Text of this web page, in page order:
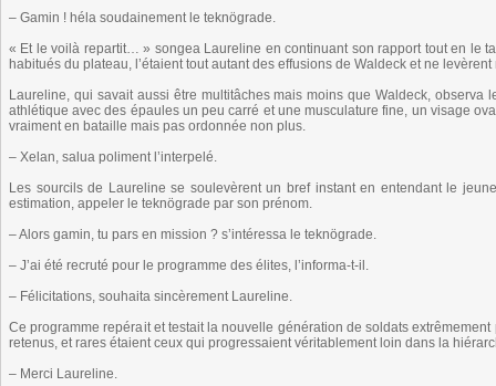
– Gamin ! héla soudainement le teknögrade.
« Et le voilà repartit… » songea Laureline en continuant son rapport tout en le
habitués du plateau, l’étaient tout autant des effusions de Waldeck et ne
Laureline, qui savait aussi être multitâches mais moins que Waldeck,
athlétique avec des épaules un peu carré et une musculature fine, un visage
vraiment en bataille mais pas ordonnée non plus.
– Xelan, salua poliment l’interpelé.
Les sourcils de Laureline se soulevèrent un bref instant en entendant le
estimation, appeler le teknögrade par son prénom.
– Alors gamin, tu pars en mission ? s’intéressa le teknögrade.
– J’ai été recruté pour le programme des élites, l’informa-t-il.
– Félicitations, souhaita sincèrement Laureline.
Ce programme repérait et testait la nouvelle génération de soldats
retenus, et rares étaient ceux qui progressaient véritablement loin dans la
– Merci Laureline.